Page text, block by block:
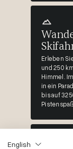
Erleben
und 250
Himmel.
in ein
bis auf
English